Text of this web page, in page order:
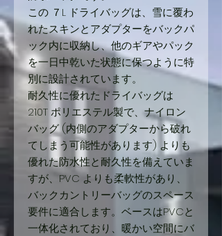
この ７L ドライバッグは、雪に覆わ
れたスキンとアダプターをバックパ
ック内に収納し、他のギアやパック
を一日中乾いた状態に保つように特
別に設計されています。
耐久性に優れたドライバッグは
210T ポリエステル製で、ナイロン
バッグ (内側のアダプターから破れ
てしまう可能性があります) よりも
優れた防水性と耐久性を備えていま
すが、PVC よりも柔軟性があり、
バックカントリーバッグのスペース
要件に適合します。ベースはPVCと
一体化されており、暖かい空間にバ